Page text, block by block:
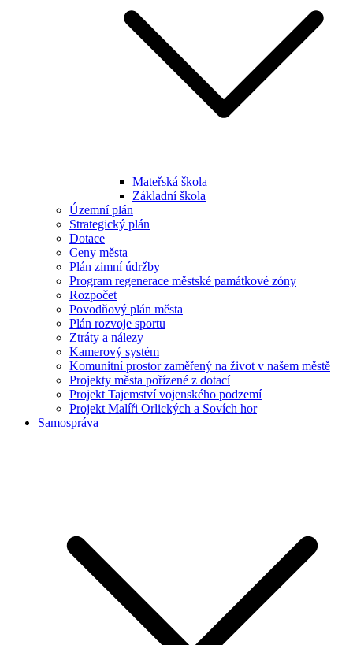
Mateřská škola
Základní škola
Územní plán
Strategický plán
Dotace
Ceny města
Plán zimní údržby
Program regenerace městské památkové zóny
Rozpočet
Povodňový plán města
Plán rozvoje sportu
Ztráty a nálezy
Kamerový systém
Komunitní prostor zaměřený na život v našem městě
Projekty města pořízené z dotací
Projekt Tajemství vojenského podzemí
Projekt Malíři Orlických a Sovích hor
Samospráva